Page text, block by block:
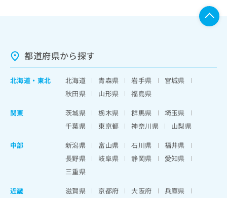
都道府県から探す
北海道 ・ 東北 北海道 青森県 岩手県
宮城県
秋田県
山形県
福島県
関東
茨城県 栃木県 群馬県
埼玉県
千葉県
東京都 神奈川県
山梨県
中部
新潟県 富山県 石川県
福井県
長野県
岐阜県 静岡県
愛知県
三重県
近畿
滋賀県 京都府 大阪府
兵庫県